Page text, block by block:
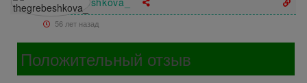
56 лет назад
Положительный отзыв